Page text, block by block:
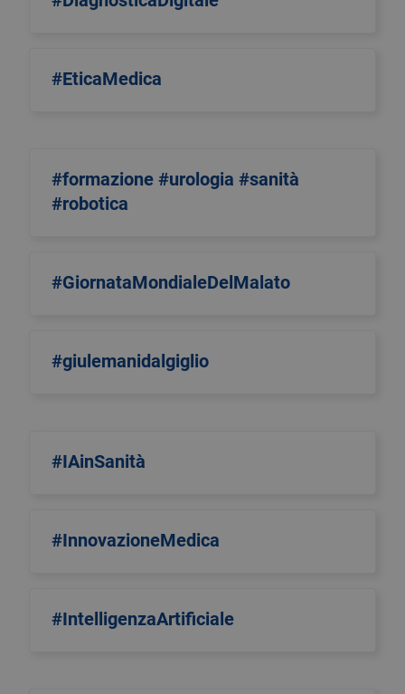
#EticaMedica
#formazione #urologia #sanità
#robotica
#GiornataMondialeDelMalato
#giulemanidalgiglio
#IAinSanità
#InnovazioneMedica
#IntelligenzaArtificiale